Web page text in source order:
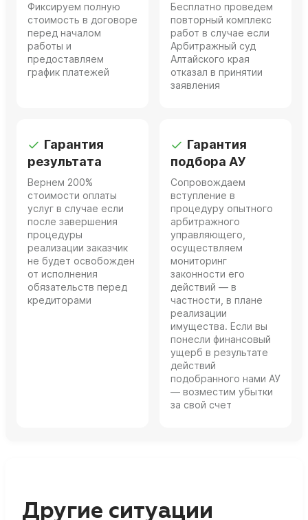
Фиксируем полную
стоимость в договоре
перед началом
работы и
предоставляем
график платежей
Бесплатно проведем
повторный комплекс
работ в случае если
Арбитражный суд
Алтайского края
отказал в принятии
заявления
Гарантия
результата
Вернем 200%
стоимости оплаты
услуг в случае если
после завершения
процедуры
реализации заказчик
не будет освобожден
от исполнения
обязательств перед
кредиторами
Гарантия
подбора АУ
Сопровождаем
вступление в
процедуру опытного
арбитражного
управляющего,
осуществляем
мониторинг
законности его
действий — в
частности, в плане
реализации
имущества. Если вы
понесли финансовый
ущерб в результате
действий
подобранного нами АУ
— возместим убытки
за свой счет
Другие ситуации